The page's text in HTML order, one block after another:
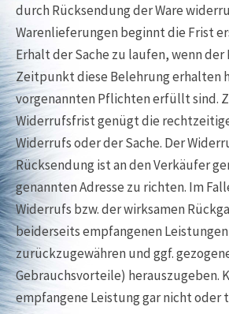
durch Rücksendung der Ware
Warenlieferungen beginnt die Frist
Erhalt der Sache zu laufen, wenn
Zeitpunkt diese Belehrung erhalten
vorgenannten Pflichten erfüllt sind.
Widerrufsfrist genügt die
Widerrufs oder der Sache. Der
Rücksendung ist an den Verkäufer
genannten Adresse zu richten. Im
Widerrufs bzw. der wirksamen
beiderseits empfangenen Leistungen
zurückzugewähren und ggf.
Gebrauchsvorteile) herauszugeben.
empfangene Leistung gar nicht oder